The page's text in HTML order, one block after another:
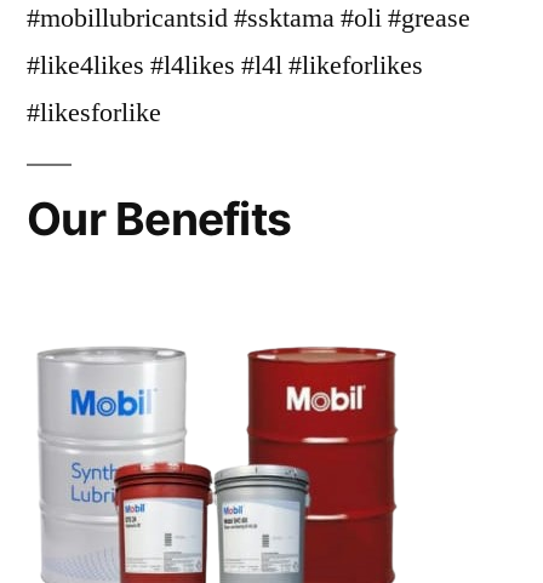
#mobillubricantsid #ssktama #oli #grease
#like4likes #l4likes #l4l #likeforlikes
#likesforlike
Our Benefits